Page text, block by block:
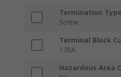
Termination Type
Screw
Terminal Block
170A
Hazardous Area